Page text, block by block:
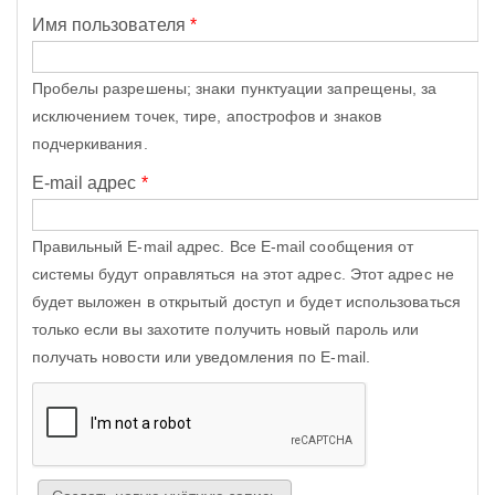
Имя пользователя *
Пробелы разрешены; знаки пунктуации запрещены, за
исключением точек, тире, апострофов и знаков
подчеркивания.
E-mail адрес *
Правильный E-mail адрес. Все E-mail сообщения от
системы будут оправляться на этот адрес. Этот адрес не
будет выложен в открытый доступ и будет использоваться
только если вы захотите получить новый пароль или
получать новости или уведомления по E-mail.